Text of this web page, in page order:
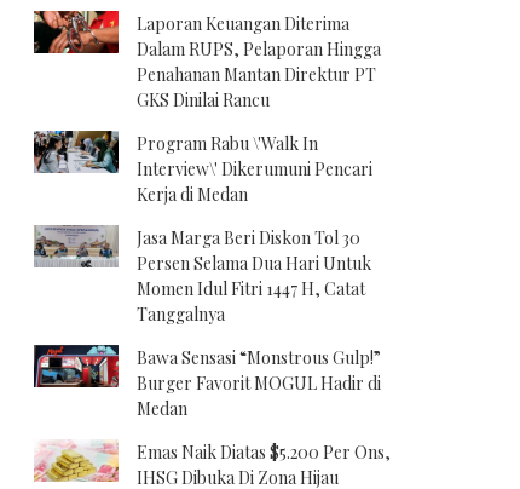
Laporan Keuangan Diterima
Dalam RUPS, Pelaporan Hingga
Penahanan Mantan Direktur PT
GKS Dinilai Rancu
Program Rabu \'Walk In
Interview\' Dikerumuni Pencari
Kerja di Medan
Jasa Marga Beri Diskon Tol 30
Persen Selama Dua Hari Untuk
Momen Idul Fitri 1447 H, Catat
Tanggalnya
Bawa Sensasi “Monstrous Gulp!”
Burger Favorit MOGUL Hadir di
Medan
Emas Naik Diatas $5.200 Per Ons,
IHSG Dibuka Di Zona Hijau